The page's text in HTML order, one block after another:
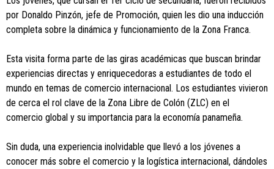
por Donaldo Pinzón, jefe de Promoción, quien les dio una inducción
completa sobre la dinámica y funcionamiento de la Zona Franca.
Esta visita forma parte de las giras académicas que buscan brindar
experiencias directas y enriquecedoras a estudiantes de todo el
mundo en temas de comercio internacional. Los estudiantes vivieron
de cerca el rol clave de la Zona Libre de Colón (ZLC) en el
comercio global y su importancia para la economía panameña.
Sin duda, una experiencia inolvidable que llevó a los jóvenes a
conocer más sobre el comercio y la logística internacional, dándoles